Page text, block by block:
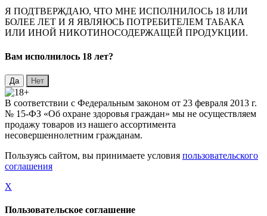
Я ПОДТВЕРЖДАЮ, ЧТО МНЕ ИСПОЛНИЛОСЬ 18 ИЛИ
БОЛЕЕ ЛЕТ И Я ЯВЛЯЮСЬ ПОТРЕБИТЕЛЕМ ТАБАКА
ИЛИ ИНОЙ НИКОТИНОСОДЕРЖАЩЕЙ ПРОДУКЦИИ.
Вaм исполнилось 18 лет?
В соответствии с Федеральным законом от 23 февраля 2013 г.
№ 15-ФЗ «Об охране здоровья граждан» мы не осуществляем
продажу товаров из нашего ассортимента
несовершеннолетним гражданам.
Пользуясь сайтом, вы принимаете условия пользовательского
соглашения
X
Пользовательское соглашение